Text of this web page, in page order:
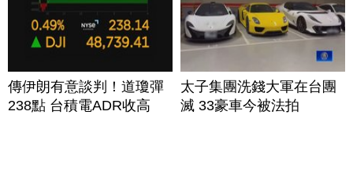
傳伊朗有意談判！道瓊彈
238點 台積電ADR收高
太子集團洗錢大軍在台團
滅 33豪車今被法拍